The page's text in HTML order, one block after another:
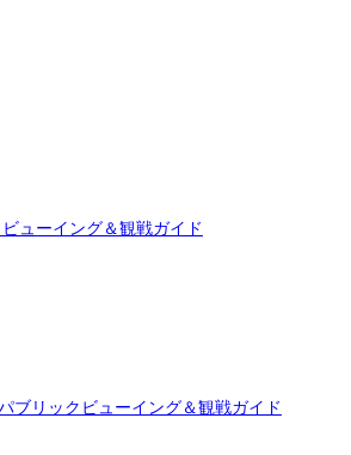
ューイング＆観戦ガイド
ブリックビューイング＆観戦ガイド